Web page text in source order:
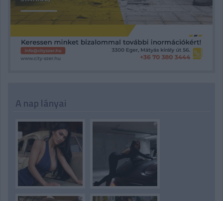
A nap lányai